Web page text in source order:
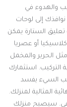
في
إلى لوحات
الستارة يمكن
أو عصريا
والمخمل
استثمارك
السيء يفسد
لمنزلك.
سيصبح منزلك